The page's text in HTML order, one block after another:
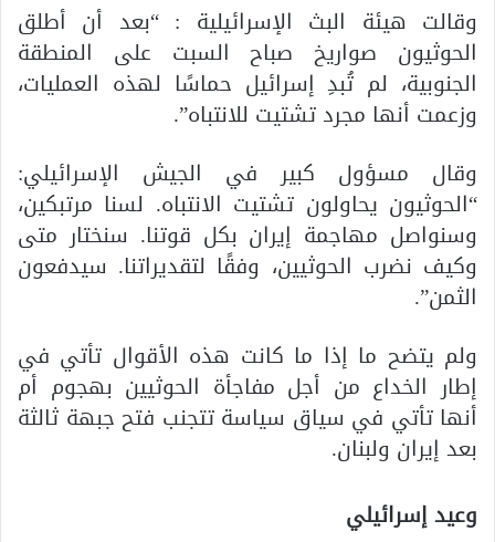
وقالت هيئة البث الإسرائيلية : “بعد أن أطلق
الحوثيون صواريخ صباح السبت على المنطقة
الجنوبية، لم تُبدِ إسرائيل حماسًا لهذه العمليات،
وزعمت أنها مجرد تشتيت للانتباه”.
وقال مسؤول كبير في الجيش الإسرائيلي:
“الحوثيون يحاولون تشتيت الانتباه. لسنا مرتبكين،
وسنواصل مهاجمة إيران بكل قوتنا. سنختار متى
وكيف نضرب الحوثيين، وفقًا لتقديراتنا. سيدفعون
الثمن”.
ولم يتضح ما إذا ما كانت هذه الأقوال تأتي في
إطار الخداع من أجل مفاجأة الحوثيين بهجوم أم
أنها تأتي في سياق سياسة تتجنب فتح جبهة ثالثة
بعد إيران ولبنان.
وعيد إسرائيلي